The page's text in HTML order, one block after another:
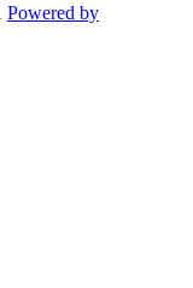
Powered by